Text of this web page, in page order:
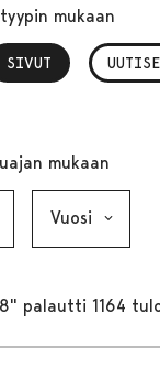
mukaan
SIVUT
, VALITTU
mukaan
palautti 1164